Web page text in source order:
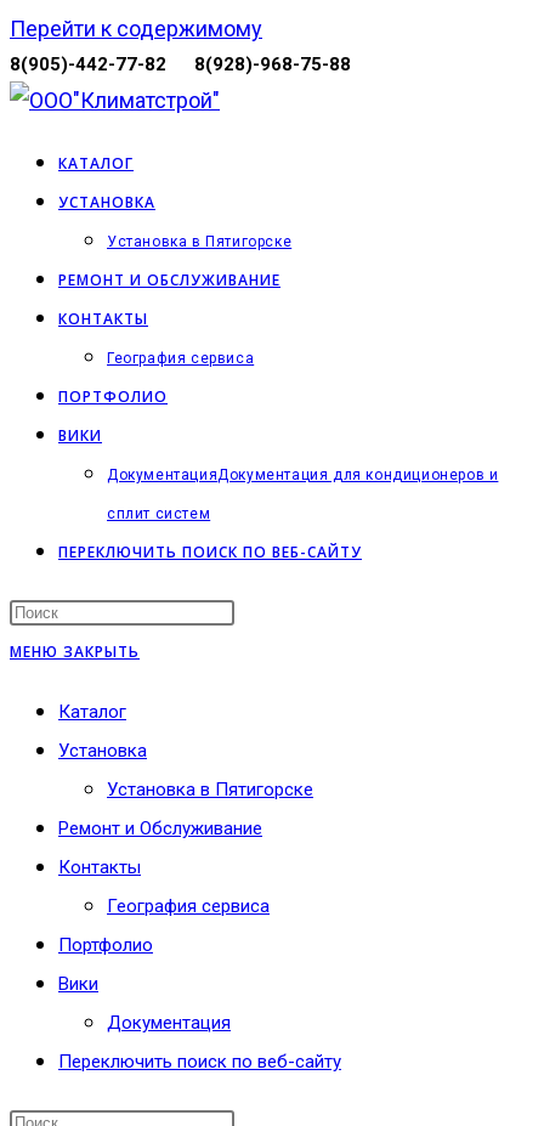
Перейти к содержимому
8(905)-442-77-82 8(928)-968-75-88
КАТАЛОГ
УСТАНОВКА
Установка в Пятигорске
РЕМОНТ И ОБСЛУЖИВАНИЕ
КОНТАКТЫ
География сервиса
ПОРТФОЛИО
ВИКИ
ДокументацияДокументация для кондиционеров и
сплит систем
ПЕРЕКЛЮЧИТЬ ПОИСК ПО ВЕБ-САЙТУ
МЕНЮ ЗАКРЫТЬ
Каталог
Установка
Установка в Пятигорске
Ремонт и Обслуживание
Контакты
География сервиса
Портфолио
Вики
Документация
Переключить поиск по веб-сайту